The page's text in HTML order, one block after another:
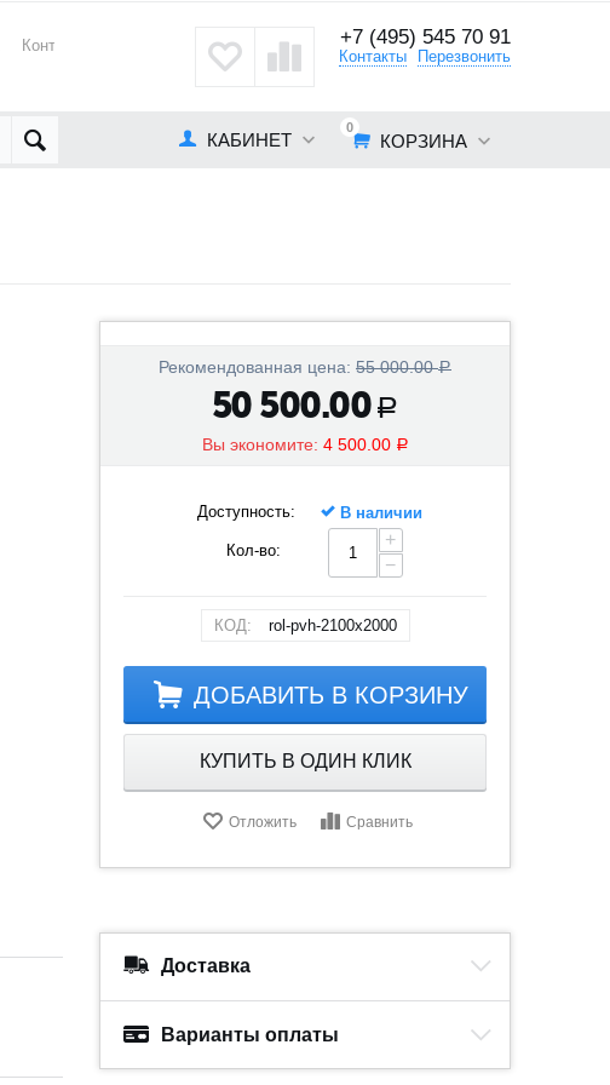
Контакты +7 (495) 545 70 91
Контакты Перезвонить
0
КОРЗИНА
КАБИНЕТ
Рекомендованная цена: 55 000.00 Р
50 500.00 Р
Вы экономите: 4 500.00 Р
Доступность: В наличии
Кол-во:
+
−
КОД: rol-pvh-2100x2000
ДОБАВИТЬ В КОРЗИНУ
КУПИТЬ В ОДИН КЛИК
Отложить Сравнить
Доставка
Варианты оплаты